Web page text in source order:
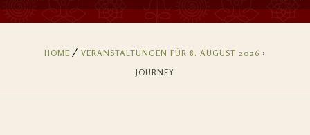
HOME VERANSTALTUNGEN FÜR 8. AUGUST 2026 ›
JOURNEY